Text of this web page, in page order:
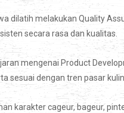
dilatih melakukan Quality
secara rasa dan kualitas.
mengenai Product
sesuai dengan tren pasar
karakter cageur, bageur,